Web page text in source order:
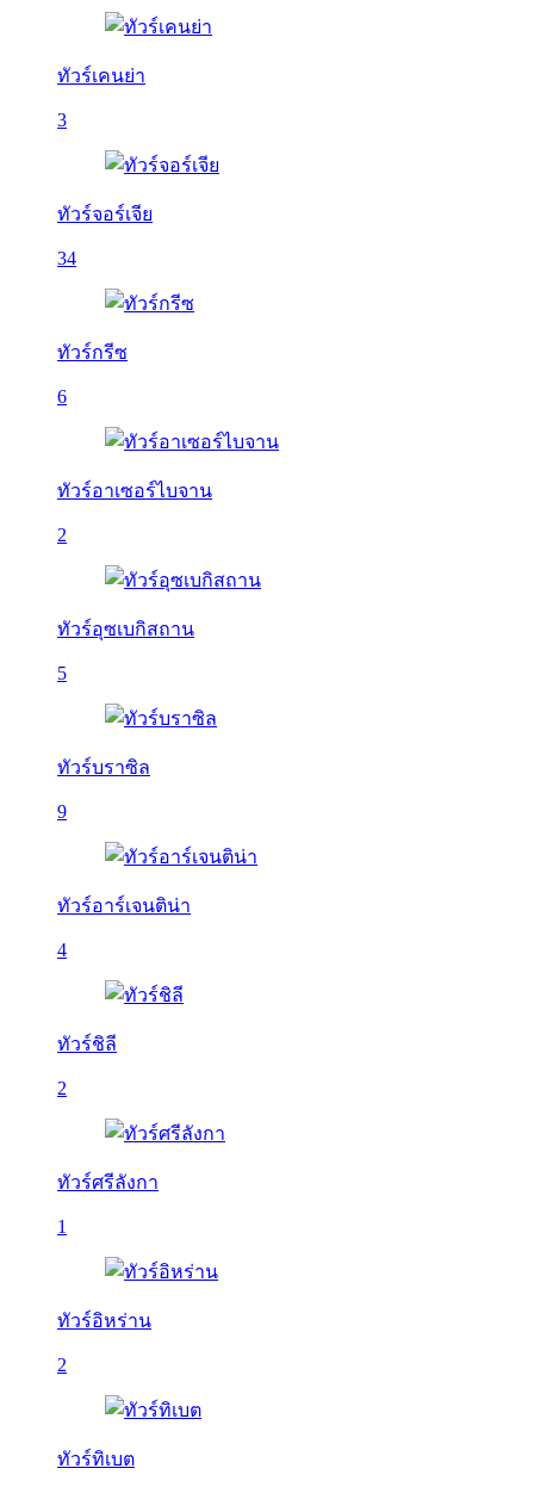
ทัวร์เคนย่า
3
ทัวร์จอร์เจีย
34
ทัวร์กรีซ
6
ทัวร์อาเซอร์ไบจาน
2
ทัวร์อุซเบกิสถาน
5
ทัวร์บราซิล
9
ทัวร์อาร์เจนติน่า
4
ทัวร์ชิลี
2
ทัวร์ศรีลังกา
1
ทัวร์อิหร่าน
2
ทัวร์ทิเบต